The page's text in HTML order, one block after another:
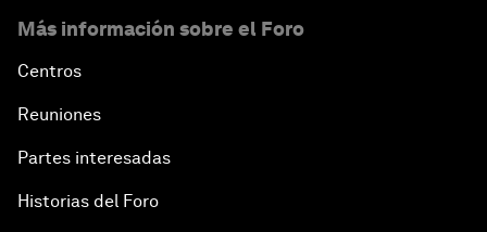
Más información sobre el Foro
Centros
Reuniones
Partes interesadas
Historias del Foro